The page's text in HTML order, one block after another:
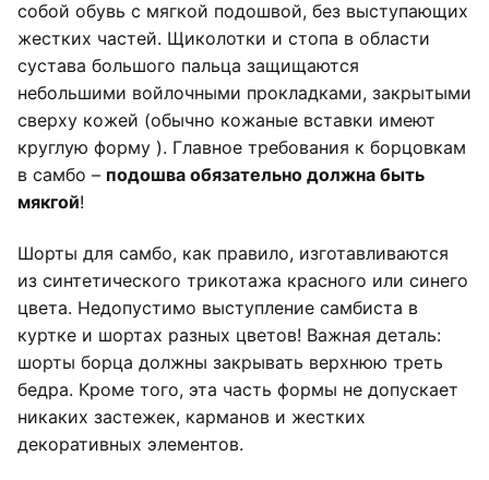
собой обувь с мягкой подошвой, без выступающих
жестких частей. Щиколотки и стопа в области
сустава большого пальца защищаются
небольшими войлочными прокладками, закрытыми
сверху кожей (обычно кожаные вставки имеют
круглую форму ). Главное требования к борцовкам
в самбо – подошва обязательно должна быть
мякгой!
Шорты для самбо, как правило, изготавливаются
из синтетического трикотажа красного или синего
цвета. Недопустимо выступление самбиста в
куртке и шортах разных цветов! Важная деталь:
шорты борца должны закрывать верхнюю треть
бедра. Кроме того, эта часть формы не допускает
никаких застежек, карманов и жестких
декоративных элементов.